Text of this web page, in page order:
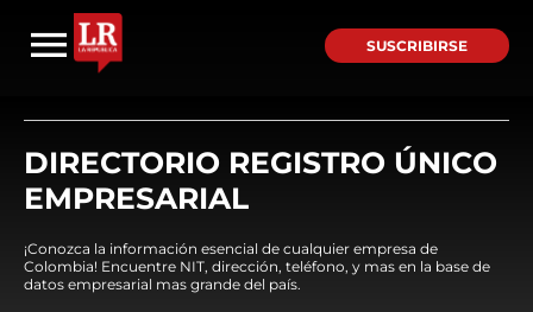
SUSCRIBIRSE
DIRECTORIO REGISTRO ÚNICO
EMPRESARIAL
¡Conozca la información esencial de cualquier empresa de
Colombia! Encuentre NIT, dirección, teléfono, y mas en la base de
datos empresarial mas grande del país.